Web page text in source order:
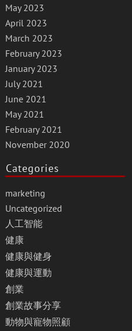
May 2023
April 2023
March 2023
February 2023
January 2023
July 2021
June 2021
May 2021
February 2021
November 2020
Categories
marketing
Uncategorized
人工智能
健康
健康與健身
健康與運動
創業
創業故事分享
動物與寵物照顧